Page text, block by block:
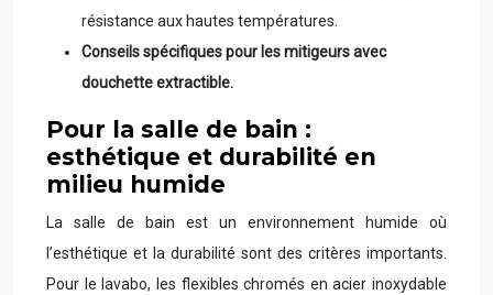
résistance aux hautes températures.
Conseils spécifiques pour les mitigeurs avec
douchette extractible.
Pour la salle de bain :
esthétique et durabilité en
milieu humide
La salle de bain est un environnement humide où
l’esthétique et la durabilité sont des critères importants.
Pour le lavabo, les flexibles chromés en acier inoxydable